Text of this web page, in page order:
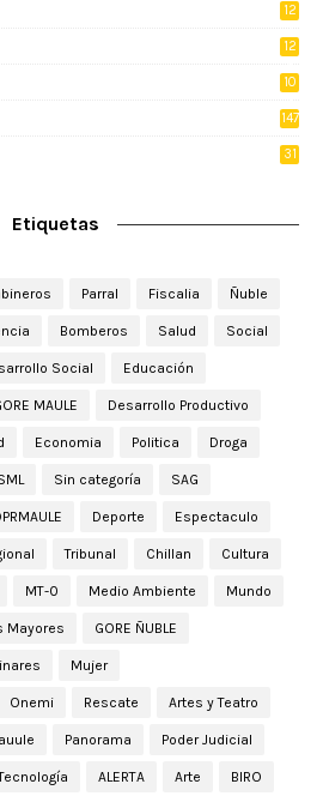
12
12
10
147
31
Etiquetas
Parral Fiscalia Ñuble
Bomberos Salud Social
Social Educación
MAULE Desarrollo Productivo
Economia Politica Droga
Sin categoría SAG
Deporte Espectaculo
Tribunal Chillan Cultura
MT-0 Medio Ambiente Mundo
Mayores GORE ÑUBLE
Mujer
Onemi Rescate Artes y Teatro
Panorama Poder Judicial
ALERTA Arte BIRO